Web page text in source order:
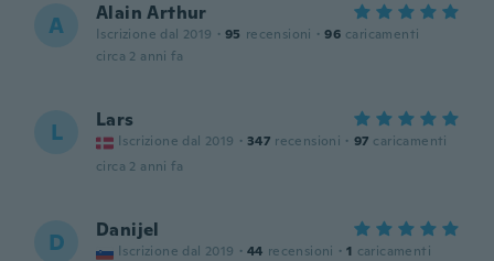
A Alain Arthur
Iscrizione dal 2019 · 95 recensioni · 96 caricamenti
circa 2 anni fa
L Lars
Iscrizione dal 2019 · 347 recensioni · 97 caricamenti
circa 2 anni fa
D Danijel
Iscrizione dal 2019 · 44 recensioni · 1 caricamenti